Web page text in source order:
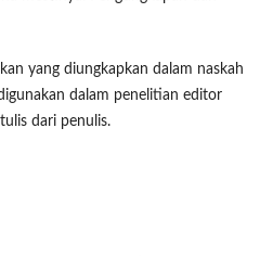
yang diungkapkan dalam naskah
dalam penelitian editor
dari penulis.